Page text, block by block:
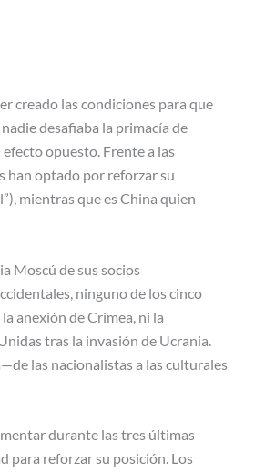
creado las condiciones para que
desafiaba la primacía de
opuesto. Frente a las
han optado por reforzar su
mientras que es China quien
Moscú de sus socios
ninguno de los cinco
anexión de Crimea, ni la
tras la invasión de Ucrania.
las nacionalistas a las culturales
durante las tres últimas
para reforzar su posición. Los